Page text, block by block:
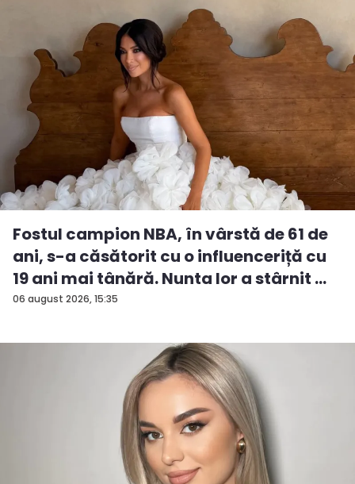
06 august 2026, 15:35
Fostul campion NBA, în vârstă de 61 de
ani, s-a căsătorit cu o influenceriță cu
19 ani mai tânără. Nunta lor a stârnit ...